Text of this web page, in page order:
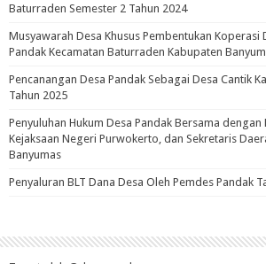
Baturraden Semester 2 Tahun 2024
Musyawarah Desa Khusus Pembentukan Koperasi
Pandak Kecamatan Baturraden Kabupaten
Pencanangan Desa Pandak Sebagai Desa Cantik
Tahun 2025
Penyuluhan Hukum Desa Pandak Bersama dengan
Kejaksaan Negeri Purwokerto, dan Sekretaris
Banyumas
Penyaluran BLT Dana Desa Oleh Pemdes Pandak